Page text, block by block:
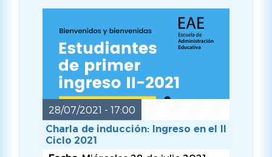
VIE, 08/10/2021 - 08:00
28/07/2021 - 17:00
Charla de inducción: Ingreso en el II
Ciclo 2021